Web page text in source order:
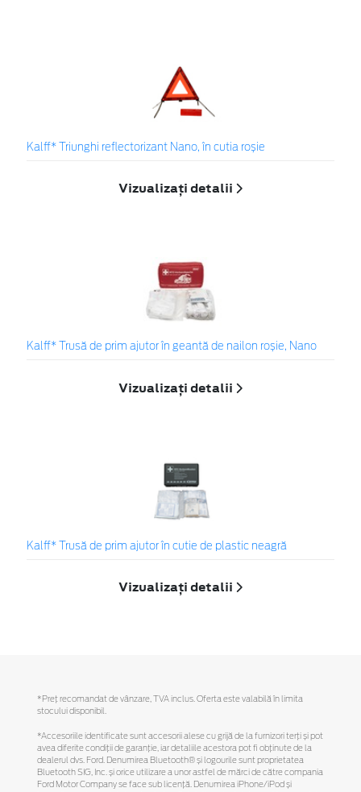
Kalff* Triunghi reflectorizant Nano, în cutia roșie
Vizualizați detalii
Kalff* Trusă de prim ajutor în geantă de nailon roșie, Nano
Vizualizați detalii
Kalff* Trusă de prim ajutor în cutie de plastic neagră
Vizualizați detalii
*Preţ recomandat de vânzare, TVA inclus. Oferta este valabilă în limita
stocului disponibil.
*Accesoriile identificate sunt accesorii alese cu grijă de la furnizori terți și pot
avea diferite condiții de garanție, iar detaliile acestora pot fi obținute de la
dealerul dvs. Ford. Denumirea Bluetooth® și logourile sunt proprietatea
Bluetooth SIG, Inc. și orice utilizare a unor astfel de mărci de către compania
Ford Motor Company se face sub licență. Denumirea iPhone/iPod și